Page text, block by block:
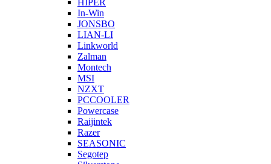
HIPER
In-Win
JONSBO
LIAN-LI
Linkworld
Zalman
Montech
MSI
NZXT
PCCOOLER
Powercase
Raijintek
Razer
SEASONIC
Segotep